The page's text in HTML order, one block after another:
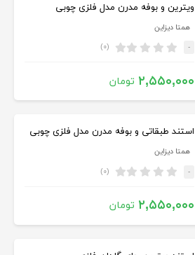
ویترین و بوفه مدرن مدل فلزی چوبی
همتا دیزاین
- (۰)
۲,۵۵۰,۰۰۰ تومان
استند طبقاتی و بوفه مدرن مدل فلزی چوبی
همتا دیزاین
- (۰)
۲,۵۵۰,۰۰۰ تومان